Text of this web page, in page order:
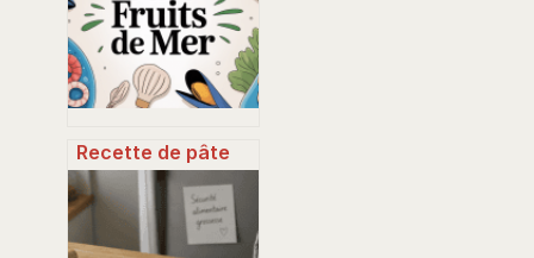
Recette de pâte
aux fruits de mer :
la version facile et
savoureuse